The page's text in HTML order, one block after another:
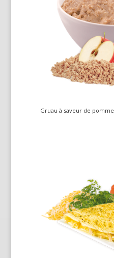
Gruau à saveur de pomme